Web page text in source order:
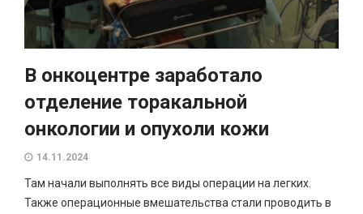
В онкоцентре заработало
отделение торакальной
онкологии и опухоли кожи
14.11.2024
Там начали выполнять все виды операции на легких.
Также операционные вмешательства стали проводить в